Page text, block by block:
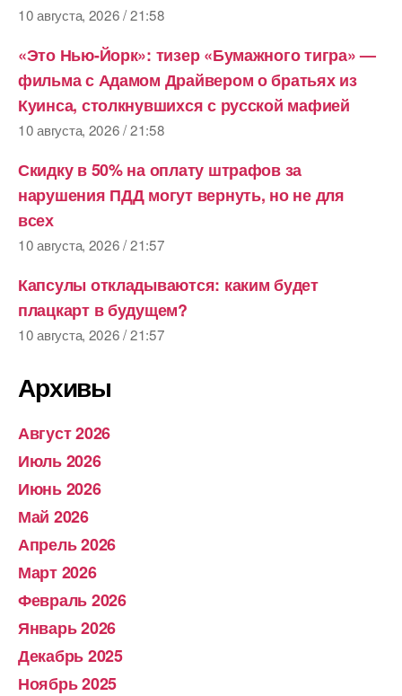
10 августа, 2026 / 21:58
«Это Нью-Йорк»: тизер «Бумажного тигра» —
фильма с Адамом Драйвером о братьях из
Куинса, столкнувшихся с русской мафией
10 августа, 2026 / 21:58
Скидку в 50% на оплату штрафов за
нарушения ПДД могут вернуть, но не для
всех
10 августа, 2026 / 21:57
Капсулы откладываются: каким будет
плацкарт в будущем?
10 августа, 2026 / 21:57
Архивы
Август 2026
Июль 2026
Июнь 2026
Май 2026
Апрель 2026
Март 2026
Февраль 2026
Январь 2026
Декабрь 2025
Ноябрь 2025